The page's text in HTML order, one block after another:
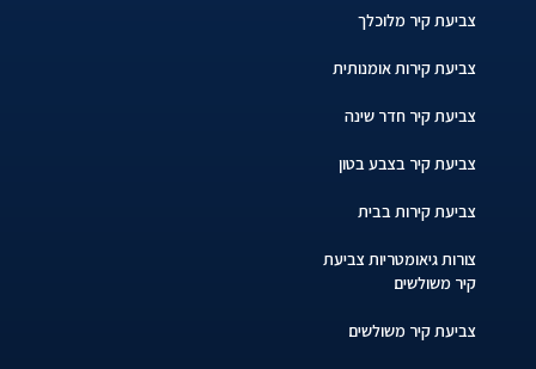
צביעת קיר מלוכלך
צביעת קירות אומנותית
צביעת קיר חדר שינה
צביעת קיר בצבע בטון
צביעת קירות בבית
צורות גיאומטריות צביעת
קיר משולשים
צביעת קיר משולשים